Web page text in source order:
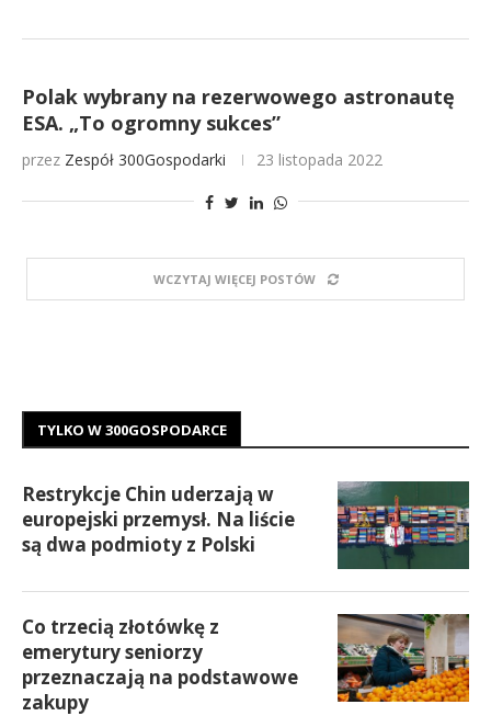
Polak wybrany na rezerwowego astronautę
ESA. „To ogromny sukces”
przez Zespół 300Gospodarki 23 listopada 2022
WCZYTAJ WIĘCEJ POSTÓW
TYLKO W 300GOSPODARCE
Restrykcje Chin uderzają w
europejski przemysł. Na liście
są dwa podmioty z Polski
Co trzecią złotówkę z
emerytury seniorzy
przeznaczają na podstawowe
zakupy